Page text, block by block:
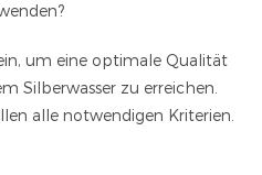
um eine optimale Qualität
Silberwasser zu erreichen.
alle notwendigen Kriterien.